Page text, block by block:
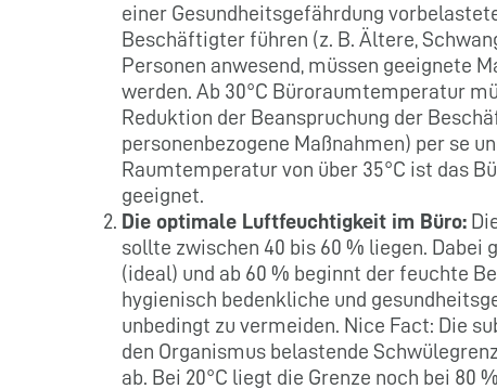
einer Gesundheitsgefährdung
Beschäftigter führen (z. B. Ältere,
Personen anwesend, müssen geeignete
werden. Ab 30°C Büroraumtemperatur
Reduktion der Beanspruchung der
personenbezogene Maßnahmen) per se
Raumtemperatur von über 35°C ist das
geeignet.
Die optimale Luftfeuchtigkeit im Büro:
sollte zwischen 40 bis 60 % liegen. Dabei
(ideal) und ab 60 % beginnt der feuchte
hygienisch bedenkliche und
unbedingt zu vermeiden. Nice Fact: Die
den Organismus belastende
ab. Bei 20°C liegt die Grenze noch bei 80